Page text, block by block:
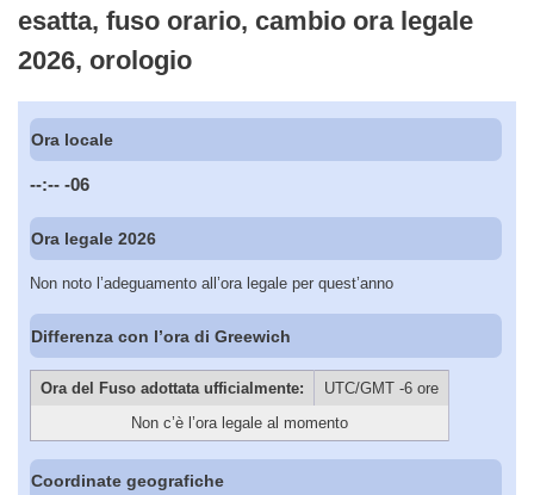
esatta, fuso orario, cambio ora legale
2026, orologio
Ora locale
--:-- -06
Ora legale 2026
Non noto l’adeguamento all’ora legale per quest’anno
Differenza con l’ora di Greewich
Ora del Fuso adottata ufficialmente:
UTC/GMT -6 ore
Non c’è l’ora legale al momento
Coordinate geografiche